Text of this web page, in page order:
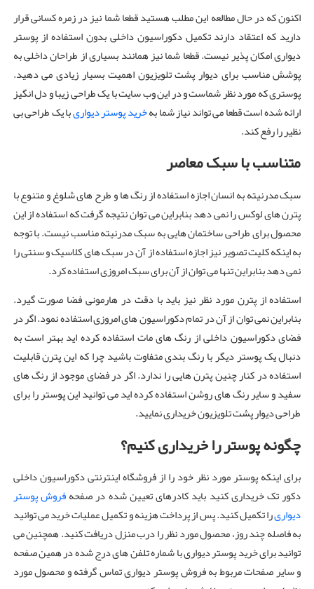
اکنون که در حال مطالعه این مطلب هستید قطعا شما نیز در زمره کسانی قرار
دارید که اعتقاد دارند تکمیل دکوراسیون داخلی بدون استفاده از پوستر
دیواری امکان پذیر نیست. قطعا شما نیز همانند بسیاری از طراحان داخلی به
پوشش مناسب برای دیوار پشت تلویزیون اهمیت بسیار زیادی می دهید.
پوستری که مورد نظر شماست و در این وب سایت با یک طراحی زیبا و دل انگیز
ارائه شده است قطعا می تواند نیاز شما بهخرید پوستر دیواریبا یک طراحی بی
نظیر را رفع کند.
متناسب با سبک معاصر
سبک مدرنیته به انسان اجازه استفاده از رنگ ها و طرح های شلوغ و متنوع با
پترن های لوکس را نمی دهد بنابراین می توان نتیجه گرفت که استفاده از این
محصول برای طراحی ساختمان هایی به سبک مدرنیته مناسب نیست. با توجه
به اینکه کلیت تصویر نیز اجازه استفاده از آن در سبک های کلاسیک و سنتی را
نمی دهد بنابراین تنها می توان از آن برای سبک امروزی استفاده کرد.
استفاده از پترن مورد نظر نیز باید با دقت در هارمونی فضا صورت گیرد.
بنابراین نمی توان از آن در تمام دکوراسیون های امروزی استفاده نمود. اگر در
فضای دکوراسیون داخلی از رنگ های مات استفاده کرده اید بهتر است به
دنبال یک پوستر دیگر با رنگ بندی متفاوت باشید چرا که این پترن قابلیت
استفاده در کنار چنین پترن هایی را ندارد. اگر در فضای موجود از رنگ های
سفید و سایر رنگ های روشن استفاده کرده اید می توانید این پوستر را برای
طراحی دیوار پشت تلویزیون خریداری نمایید.
چگونه پوستر را خریداری کنیم؟
برای اینکه پوستر مورد نظر خود را از فروشگاه اینترنتی دکوراسیون داخلی
دکور تک خریداری کنید باید کادرهای تعیین شده در صفحهفروش پوستر
دیواریرا تکمیل کنید. پس از پرداخت هزینه و تکمیل عملیات خرید می توانید
به فاصله چند روز، محصول مورد نظر را درب منزل دریافت کنید. همچنین می
توانید برای خرید پوستر دیواری با شماره تلفن های درج شده در همین صفحه
و سایر صفحات مربوط به فروش پوستر دیواری تماس گرفته و محصول مورد